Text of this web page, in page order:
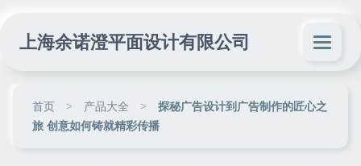
上海余诺澄平面设计有限公司
首页 > 产品大全 >
探秘广告设计到广告制作的匠心之
旅 创意如何铸就精彩传播